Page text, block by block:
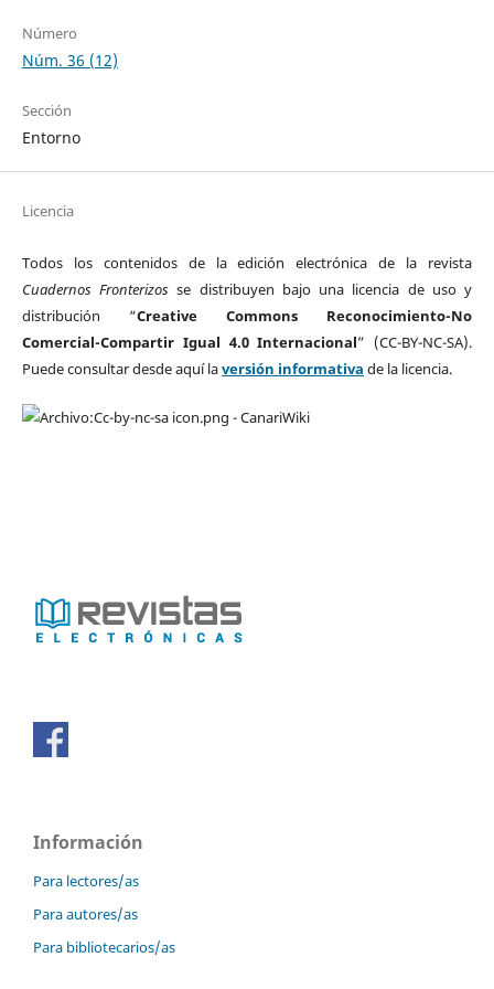
Número
Núm. 36 (12)
Sección
Entorno
Licencia
Todos los contenidos de la edición electrónica de la revista
Cuadernos Fronterizos se distribuyen bajo una licencia de uso y
distribución “Creative Commons Reconocimiento-No
Comercial-Compartir Igual 4.0 Internacional” (CC-BY-NC-SA).
Puede consultar desde aquí laversión informativa de la licencia.
Información
Para lectores/as
Para autores/as
Para bibliotecarios/as